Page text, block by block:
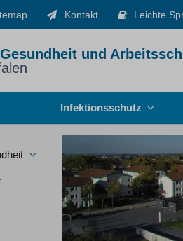
Kontakt Leichte
und
Infektionsschutz